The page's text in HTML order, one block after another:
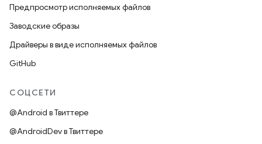
Предпросмотр исполняемых файлов
Заводские образы
Драйверы в виде исполняемых файлов
GitHub
СОЦСЕТИ
@Android в Твиттере
@AndroidDev в Твиттере